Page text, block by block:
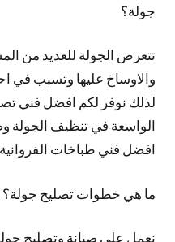
جولة؟
تتعرض الجولة للعديد من
والاوساخ عليها وتسبب في
لذلك نوفر لكم افضل فني
الواسعة في تنظيف الجولة
افضل فني طباخات الفروانية
ما هي خطوات تصليح جولة؟
نعمل على صيانة وتصليح جولة